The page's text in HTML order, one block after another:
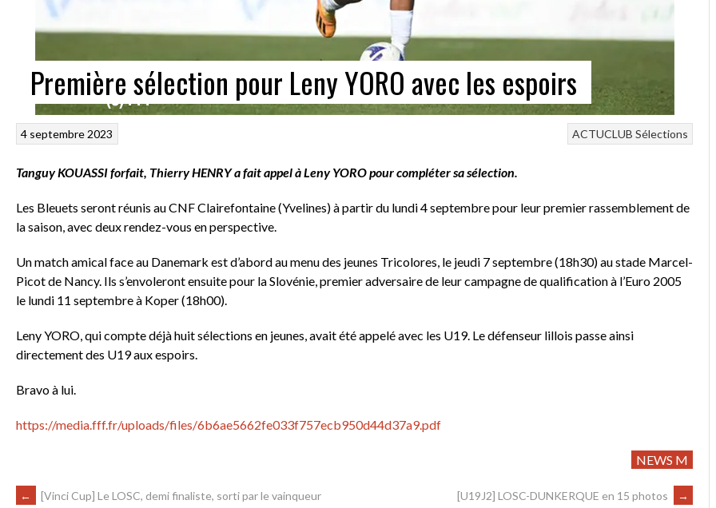
Première sélection pour Leny YORO avec les espoirs
ACTUCLUB Sélections
4 septembre 2023
Tanguy KOUASSI forfait, Thierry HENRY a fait appel à Leny YORO pour compléter sa sélection.
Les Bleuets seront réunis au CNF Clairefontaine (Yvelines) à partir du lundi 4 septembre pour leur premier rassemblement de
la saison, avec deux rendez-vous en perspective.
Un match amical face au Danemark est d’abord au menu des jeunes Tricolores, le jeudi 7 septembre (18h30) au stade Marcel-
Picot de Nancy. Ils s’envoleront ensuite pour la Slovénie, premier adversaire de leur campagne de qualification à l’Euro 2005
le lundi 11 septembre à Koper (18h00).
Leny YORO, qui compte déjà huit sélections en jeunes, avait été appelé avec les U19. Le défenseur lillois passe ainsi
directement des U19 aux espoirs.
Bravo à lui.
https://media.fff.fr/uploads/files/6b6ae5662fe033f757ecb950d44d37a9.pdf
NEWS M
← [Vinci Cup] Le LOSC, demi finaliste, sorti par le vainqueur [U19J2] LOSC-DUNKERQUE en 15 photos →